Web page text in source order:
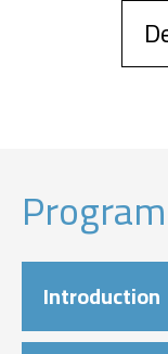
Introduction